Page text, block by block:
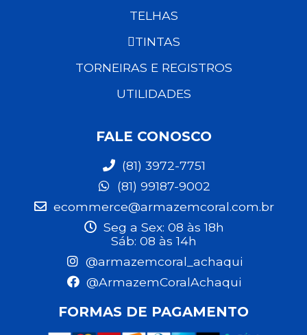
TELHAS
TINTAS
TORNEIRAS E REGISTROS
UTILIDADES
FALE CONOSCO
(81) 3972-7751
(81) 99187-9002
ecommerce@armazemcoral.com.br
Seg a Sex: 08 às 18h
Sáb: 08 às 14h
@armazemcoral_achaqui
@ArmazemCoralAchaqui
FORMAS DE PAGAMENTO